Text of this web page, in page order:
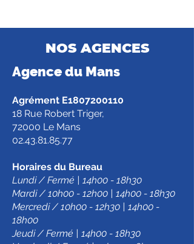
NOS AGENCES
Agence du Mans
Agrément E1807200110
18 Rue Robert Triger,
72000 Le Mans
02.43.81.85.77
Horaires du Bureau
Lundi / Fermé | 14h00 - 18h30
Mardi / 10h00 - 12h00 | 14h00 - 18h30
Mercredi / 10h00 - 12h30 | 14h00 -
18h00
Jeudi / Fermé | 14h00 - 18h30